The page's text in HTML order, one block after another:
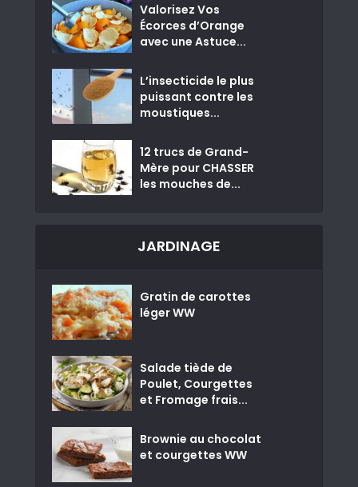
Valorisez Vos
Écorces d’Orange
avec une Astuce...
L’insecticide le plus
puissant contre les
moustiques...
12 trucs de Grand-
Mère pour CHASSER
les mouches de...
JARDINAGE
Gratin de carottes
léger WW
Salade tiède de
Poulet, Courgettes
et Fromage frais...
Brownie au chocolat
et courgettes WW